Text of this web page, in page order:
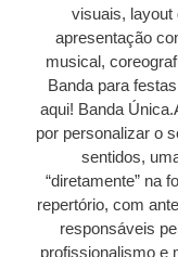
visuais, layout
apresentação
musical,
Banda para
aqui! Banda
por personalizar o
sentidos,
“diretamente” na
repertório, com
responsáveis
profissionalismo e